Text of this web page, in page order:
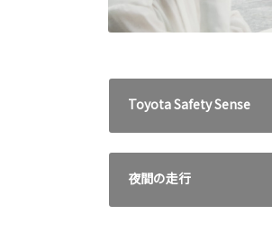
Toyota Safety Sense
夜間の走行